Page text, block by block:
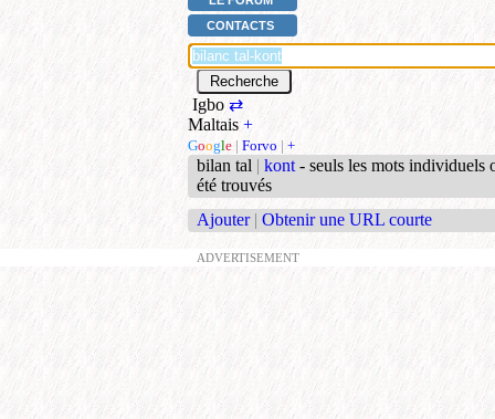
CONTACTS
Igbo ⇄
Maltais +
Google | Forvo | +
bilan tal | kont - seuls les mots individuels
été trouvés
Ajouter | Obtenir une URL courte
ADVERTISEMENT